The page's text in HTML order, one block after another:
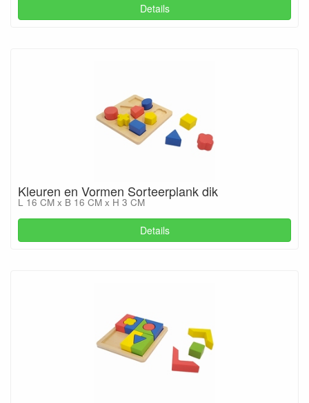
Details
Kleuren en Vormen Sorteerplank dik
L 16 CM x B 16 CM x H 3 CM
Details